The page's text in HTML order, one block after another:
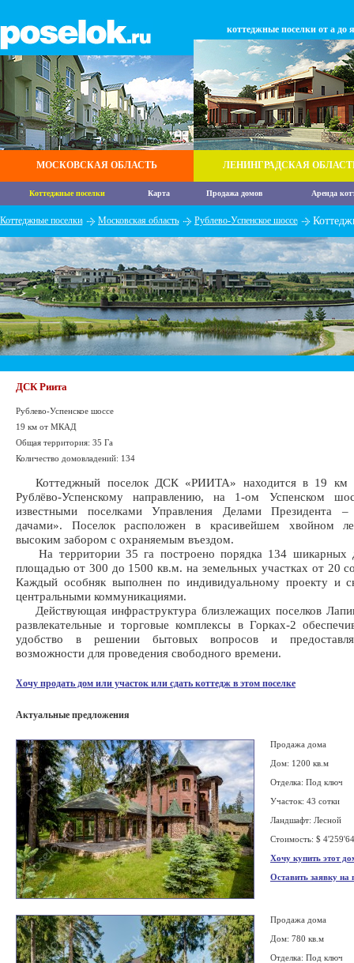
МОСКОВСКАЯ ОБЛАСТЬ
коттеджные поселки от а до я
ЛЕНИНГРАДСКАЯ
Коттеджные поселки Карта Продажа домов Аренда
Коттеджные поселки Московская область Рублево-Успенское шоссе
ДСК Риита
Рублево-Успенское шоссе
19 км от МКАД
Общая территория: 35 Га
Количество домовладений: 134
Коттеджный поселок ДСК «РИИТА» находится в 19
Рублёво-Успенскому направлению, на 1-ом Успенском
известными поселками Управления Делами Президента –
дачами». Поселок расположен в красивейшем хвойном
высоким забором с охраняемым въездом.
На территории 35 га построено порядка 134 шикарных
площадью от 300 до 1500 кв.м. на земельных участках от 20
Каждый особняк выполнен по индивидуальному проекту и
центральными коммуникациями.
Действующая инфраструктура близлежащих поселков
развлекательные и торговые комплексы в Горках-2
удобство в решении бытовых вопросов и
возможности для проведения свободного времени.
Хочу продать дом или участок или сдать коттедж в этом поселке
Актуальные предложения
Продажа дома
Дом: 1200 кв.м
Отделка: Под ключ
Участок: 43 сотки
Ландшафт: Лесной
Стоимость: $
Хочу купить этот
Оставить заявку на
Продажа дома
Дом: 780 кв.м
Отделка: Под ключ